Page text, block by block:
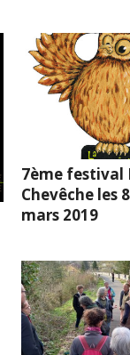
7ème festival
Chevêche les
mars 2019